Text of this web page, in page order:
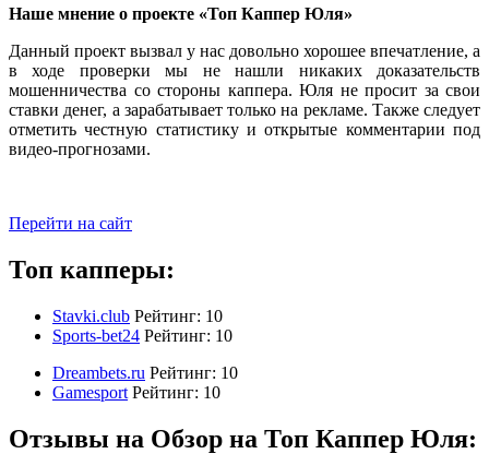
Наше мнение о проекте «Топ Каппер Юля»
Данный проект вызвал у нас довольно хорошее впечатление, а
в ходе проверки мы не нашли никаких доказательств
мошенничества со стороны каппера. Юля не просит за свои
ставки денег, а зарабатывает только на рекламе. Также следует
отметить честную статистику и открытые комментарии под
видео-прогнозами.
Перейти на сайт
Топ капперы:
Stavki.club Рейтинг: 10
Sports-bet24 Рейтинг: 10
Dreambets.ru Рейтинг: 10
Gamesport Рейтинг: 10
Отзывы на Обзор на Топ Каппер Юля: